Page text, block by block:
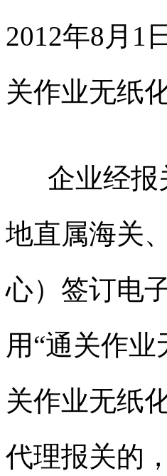
2012年8 月 1 日
关作业无纸
企业经
地直属海关
心）签订电
用“通关作业
关作业无纸
代理报关的